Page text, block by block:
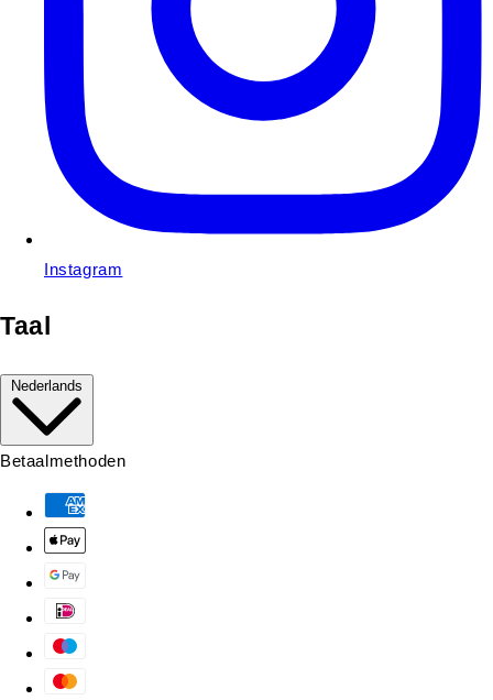
Instagram
Taal
Nederlands
Betaalmethoden